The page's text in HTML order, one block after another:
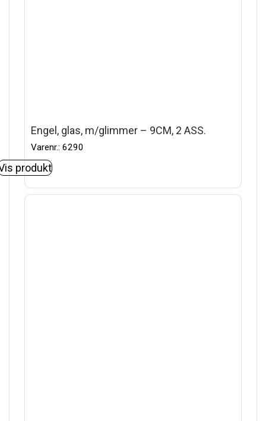
Engel, glas, m/glimmer – 9CM, 2 ASS.
Varenr.: 6290
produkt